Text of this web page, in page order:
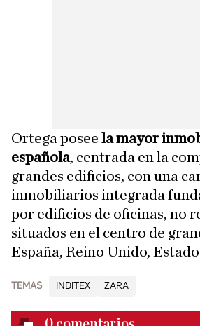
Ortega posee la mayor
española, centrada en la
grandes edificios, con una
inmobiliarios integrada
por edificios de oficinas, no
situados en el centro de
España, Reino Unido,
TEMAS INDITEX ZARA